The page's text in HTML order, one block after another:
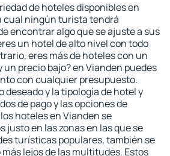
de hoteles disponibles en
cual ningún turista tendrá
encontrar algo que se ajuste a sus
un hotel de alto nivel con todo
eres más de hoteles con un
precio bajo? en Vianden puedes
con cualquier presupuesto.
deseado y la tipología de hotel y
de pago y las opciones de
hoteles en Vianden se
en las zonas en las que se
turísticas populares, también se
lejos de las multitudes. Estos